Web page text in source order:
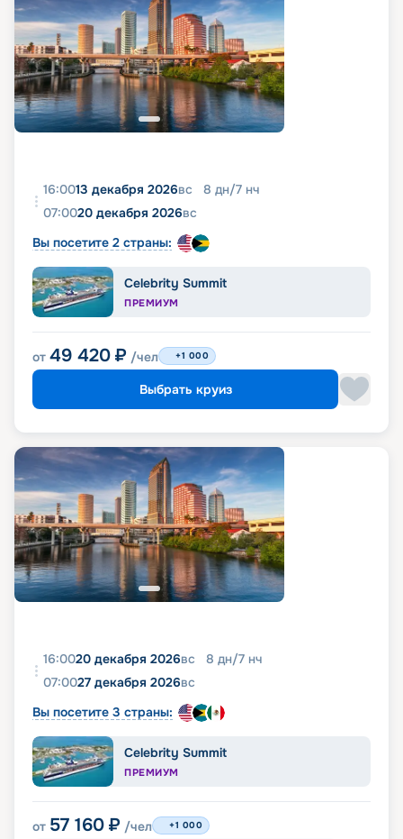
16:0013 декабря 2026вс 8 дн/7 нч
07:0020 декабря 2026вс
Вы посетите 2 страны:
Celebrity Summit
ПРЕМИУМ
от 49 420 ₽ /чел +1 000
Выбрать круиз
16:0020 декабря 2026вс 8 дн/7 нч
07:0027 декабря 2026вс
Вы посетите 3 страны:
Celebrity Summit
ПРЕМИУМ
от 57 160 ₽ /чел +1 000